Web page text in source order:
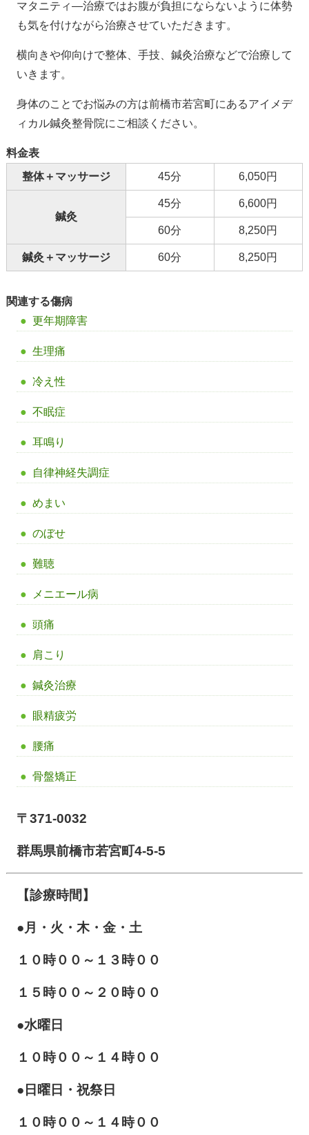
マタニティ―治療ではお腹が負担にならないように体勢
も気を付けながら治療させていただきます。
横向きや仰向けで整体、手技、鍼灸治療などで治療して
いきます。
身体のことでお悩みの方は前橋市若宮町にあるアイメデ
ィカル鍼灸整骨院にご相談ください。
料金表
整体＋マッサージ
45分 6,050円
鍼灸
45分 6,600円
60分 8,250円
鍼灸＋マッサージ 60分 8,250円
関連する傷病
更年期障害
生理痛
冷え性
不眠症
耳鳴り
自律神経失調症
めまい
のぼせ
難聴
メニエール病
頭痛
肩こり
鍼灸治療
眼精疲労
腰痛
骨盤矯正
〒371-0032
群馬県前橋市若宮町4-5-5
【診療時間】
●月・火・木・金・土
１０時００～１３時００
１５時００～２０時００
●水曜日
１０時００～１４時００
●日曜日・祝祭日
１０時００～１４時００